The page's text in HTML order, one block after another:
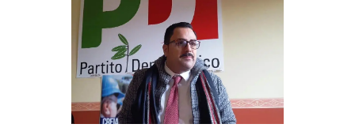
LACONAIR.IT